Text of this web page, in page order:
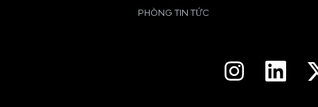
PHÒNG TIN TỨC